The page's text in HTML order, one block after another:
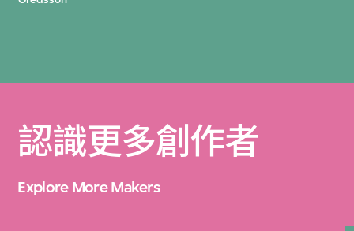
認識更多創作者
Explore More Makers